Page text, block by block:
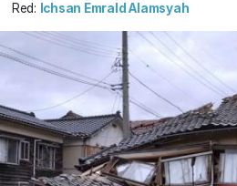
Red: Ichsan Emrald Alamsyah